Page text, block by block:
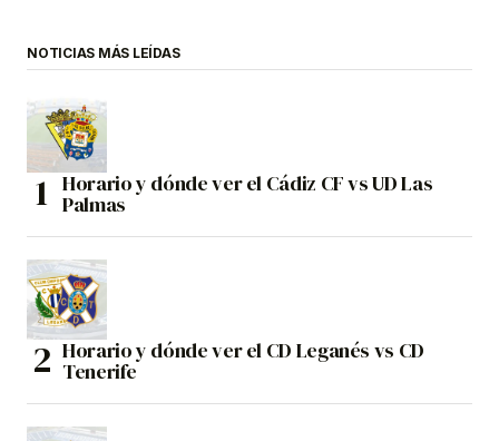
NOTICIAS MÁS LEÍDAS
Horario y dónde ver el Cádiz CF vs UD Las
Palmas
Horario y dónde ver el CD Leganés vs CD
Tenerife